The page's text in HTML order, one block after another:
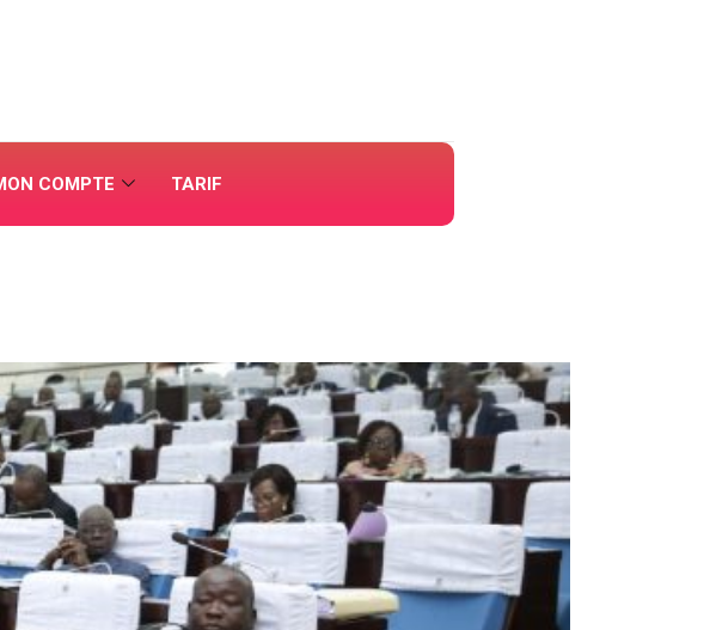
COMPTE TARIF